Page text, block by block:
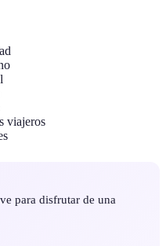
viajeros
para disfrutar de una